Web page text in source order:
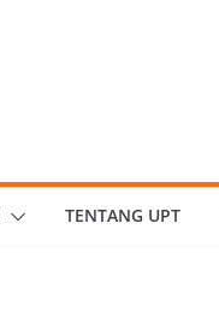
TENTANG UPT